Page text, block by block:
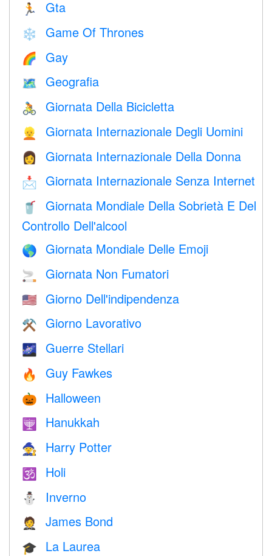
🏃 Gta
❄️ Game Of Thrones
🌈 Gay
🗺 Geografia
🚴 Giornata Della Bicicletta
👱 Giornata Internazionale Degli Uomini
👩 Giornata Internazionale Della Donna
📩 Giornata Internazionale Senza Internet
🥤
Giornata Mondiale Della Sobrietà E Del
Controllo Dell'alcool
🌎 Giornata Mondiale Delle Emoji
🚬 Giornata Non Fumatori
🇺🇸 Giorno Dell'indipendenza
⚒️ Giorno Lavorativo
🌌 Guerre Stellari
🔥 Guy Fawkes
🎃 Halloween
🕎 Hanukkah
🧙 Harry Potter
🕉 Holi
⛄ Inverno
🤵 James Bond
🎓 La Laurea